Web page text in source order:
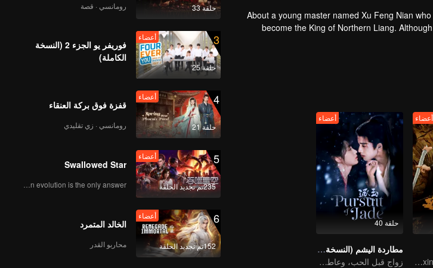
About a young master named Xu Feng Nian
become the King of Northern Liang.
constantly improves his martial arts skills,
أعضاء
Zhao Liying and Lin Gengxin Cooperate Again
حلقة 40
أعضاء
مطاردة اليشم (النسخة الإنجليزية)
زواج قبل الحب، وعاطفة تتشكل في الحرب
حلقة 33 رومانسي · قصة
3
حلقة 25
أعضاء
فوريفر يو الجزء 2 (النسخة
الكاملة)
4
حلقة 21
أعضاء
قفزة فوق بركة العنقاء
رومانسي · زي تقليدي
5
235تم تجديد الحلقة
أعضاء
Swallowed Star
Human evolution is the only answer.
6
152تم تجديد الحلقة
أعضاء
الخالد المتمرد
محاربو القدر